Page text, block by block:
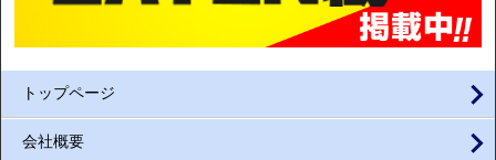
トップページ
会社概要